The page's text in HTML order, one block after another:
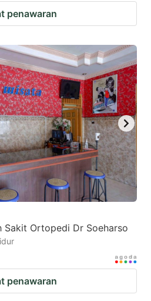
penawaran
Sakit Ortopedi Dr Soeharso
penawaran